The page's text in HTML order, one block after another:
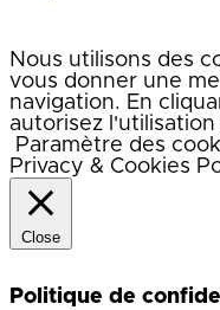
Nous utilisons des
vous donner une
navigation. En
autorisez
Paramètre des
Privacy & Cookies
Close
Politique de